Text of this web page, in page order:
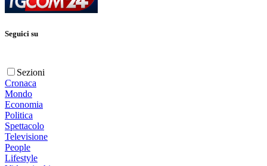
Seguici su
Sezioni
Cronaca
Mondo
Economia
Politica
Spettacolo
Televisione
People
Lifestyle